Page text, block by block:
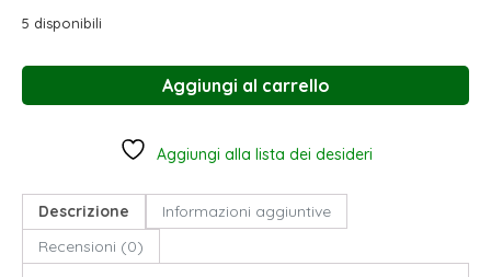
5 disponibili
Aggiungi al carrello
Aggiungi alla lista dei desideri
Descrizione
Informazioni aggiuntive
Recensioni (0)